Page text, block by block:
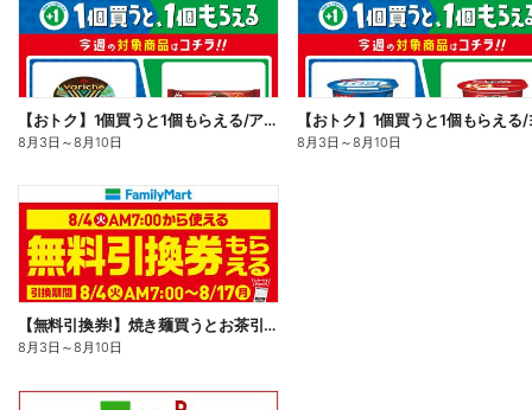
【おトク】1個買うと1個もらえる/アイス
8月3日 ～8月10日 8月3日 ～8月10日
【無料引換券!】焼き麺買うとお茶引換券貰える!
8月3日 ～8月10日